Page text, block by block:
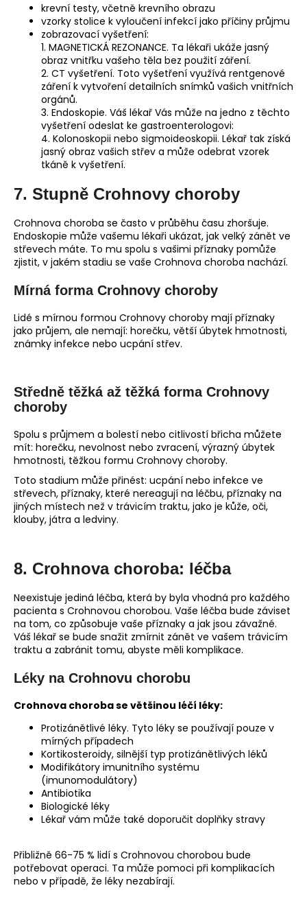
krevní testy, včetně krevního obrazu
vzorky stolice k vyloučení infekcí jako příčiny průjmu
zobrazovací vyšetření:
1. MAGNETICKÁ REZONANCE. Ta lékaři ukáže jasný
obraz vnitřku vašeho těla bez použití záření.
2. CT vyšetření. Toto vyšetření využívá rentgenové
záření k vytvoření detailních snímků vašich vnitřních
orgánů.
3. Endoskopie. Váš lékař Vás může na jedno z těchto
vyšetření odeslat ke gastroenterologovi:
4. Kolonoskopii nebo sigmoideoskopii. Lékař tak získá
jasný obraz vašich střev a může odebrat vzorek
tkáně k vyšetření.
7. Stupně Crohnovy choroby
Crohnova choroba se často v průběhu času zhoršuje.
Endoskopie může vašemu lékaři ukázat, jak velký zánět ve
střevech máte. To mu spolu s vašimi příznaky pomůže
zjistit, v jakém stadiu se vaše Crohnova choroba nachází.
Mírná forma Crohnovy choroby
Lidé s mírnou formou Crohnovy choroby mají příznaky
jako průjem, ale nemají: horečku, větší úbytek hmotnosti,
známky infekce nebo ucpání střev.
Středně těžká až těžká forma Crohnovy
choroby
Spolu s průjmem a bolestí nebo citlivostí břicha můžete
mít: horečku, nevolnost nebo zvracení, výrazný úbytek
hmotnosti, těžkou formu Crohnovy choroby.
Toto stadium může přinést: ucpání nebo infekce ve
střevech, příznaky, které nereagují na léčbu, příznaky na
jiných místech než v trávicím traktu, jako je kůže, oči,
klouby, játra a ledviny.
8. Crohnova choroba: léčba
Neexistuje jediná léčba, která by byla vhodná pro každého
pacienta s Crohnovou chorobou. Vaše léčba bude záviset
na tom, co způsobuje vaše příznaky a jak jsou závažné.
Váš lékař se bude snažit zmírnit zánět ve vašem trávicím
traktu a zabránit tomu, abyste měli komplikace.
Léky na Crohnovu chorobu
Crohnova choroba se většinou léčí léky:
Protizánětlivé léky. Tyto léky se používají pouze v
mírných případech
Kortikosteroidy, silnější typ protizánětlivých léků
Modifikátory imunitního systému
(imunomodulátory)
Antibiotika
Biologické léky
Lékař vám může také doporučit doplňky stravy
Přibližně 66-75 % lidí s Crohnovou chorobou bude
potřebovat operaci. Ta může pomoci při komplikacích
nebo v případě, že léky nezabírají.